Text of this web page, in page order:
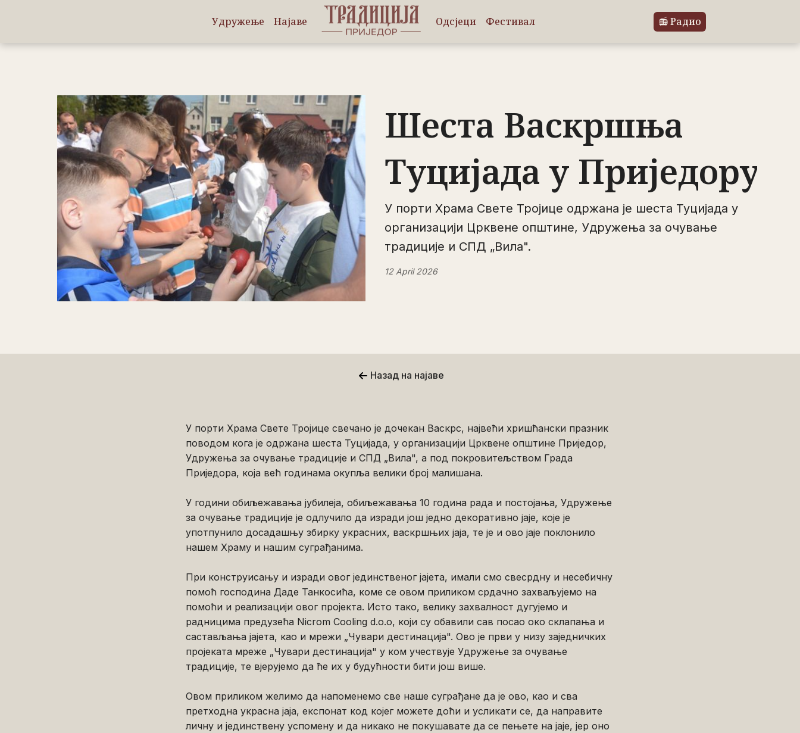
Удружење Најаве Одсјеци Фестивал 📻 Радио
Шеста Васкршња
Туцијада у Приједору
У порти Храма Свете Тројице одржана је шеста Туцијада у
организацији Црквене општине, Удружења за очување
традиције и СПД „Вила".
12 April 2026
Назад на најаве
У порти Храма Свете Тројице свечано је дочекан Васкрс, највећи хришћански празник
поводом кога је одржана шеста Туцијада, у организацији Црквене општине Приједор,
Удружења за очување традиције и СПД „Вила", а под покровитељством Града
Приједора, која већ годинама окупља велики број малишана.
У години обиљежавања јубилеја, обиљежавања 10 година рада и постојања, Удружење
за очување традиције је одлучило да изради још једно декоративно јаје, које је
употпунило досадашњу збирку украсних, васкршњих јаја, те је и ово јаје поклонило
нашем Храму и нашим суграђанима.
При конструисању и изради овог јединственог јајета, имали смо свесрдну и несебичну
помоћ господина Даде Танкосића, коме се овом приликом срдачно захваљујемо на
помоћи и реализацији овог пројекта. Исто тако, велику захвалност дугујемо и
радницима предузећа Nicrom Cooling d.o.o, који су обавили сав посао око склапања и
састављања јајета, као и мрежи „Чувари дестинација". Ово је први у низу заједничких
пројеката мреже „Чувари дестинација" у ком учествује Удружење за очување
традиције, те вјерујемо да ће их у будућности бити још више.
Овом приликом желимо да напоменемо све наше суграђане да је ово, као и сва
претходна украсна јаја, експонат код којег можете доћи и усликати се, да направите
личну и јединствену успомену и да никако не покушавате да се пењете на јаје, јер оно